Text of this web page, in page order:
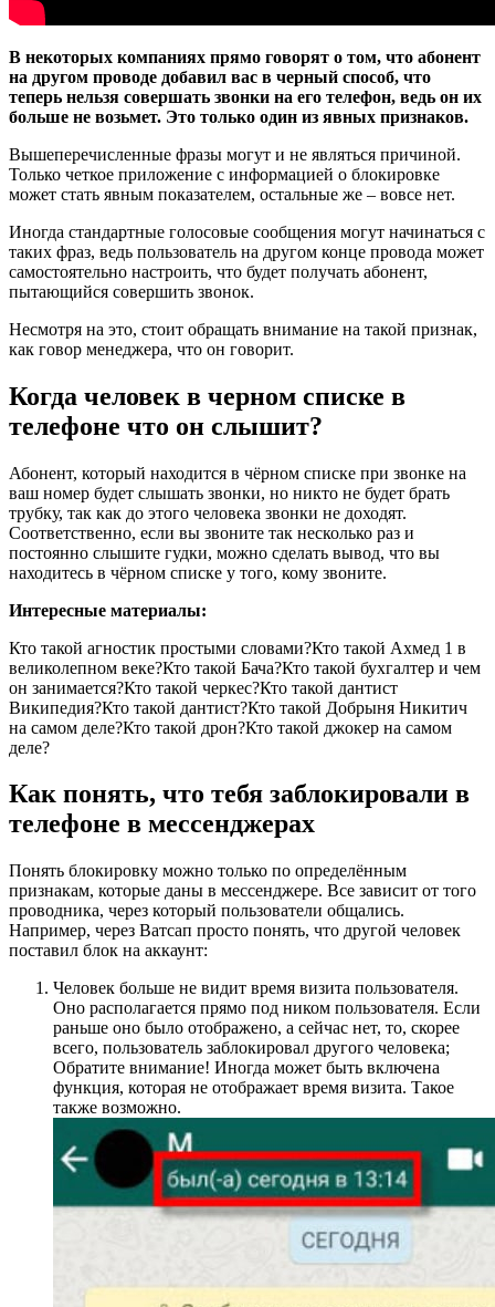
В некоторых компаниях прямо говорят о том, что абонент
на другом проводе добавил вас в черный способ, что
теперь нельзя совершать звонки на его телефон, ведь он их
больше не возьмет. Это только один из явных признаков.
Вышеперечисленные фразы могут и не являться причиной.
Только четкое приложение с информацией о блокировке
может стать явным показателем, остальные же – вовсе нет.
Иногда стандартные голосовые сообщения могут начинаться с
таких фраз, ведь пользователь на другом конце провода может
самостоятельно настроить, что будет получать абонент,
пытающийся совершить звонок.
Несмотря на это, стоит обращать внимание на такой признак,
как говор менеджера, что он говорит.
Когда человек в черном списке в
телефоне что он слышит?
Абонент, который находится в чёрном списке при звонке на
ваш номер будет слышать звонки, но никто не будет брать
трубку, так как до этого человека звонки не доходят.
Соответственно, если вы звоните так несколько раз и
постоянно слышите гудки, можно сделать вывод, что вы
находитесь в чёрном списке у того, кому звоните.
Интересные материалы:
Кто такой агностик простыми словами?Кто такой Ахмед 1 в
великолепном веке?Кто такой Бача?Кто такой бухгалтер и чем
он занимается?Кто такой черкес?Кто такой дантист
Википедия?Кто такой дантист?Кто такой Добрыня Никитич
на самом деле?Кто такой дрон?Кто такой джокер на самом
деле?
Как понять, что тебя заблокировали в
телефоне в мессенджерах
Понять блокировку можно только по определённым
признакам, которые даны в мессенджере. Все зависит от того
проводника, через который пользователи общались.
Например, через Ватсап просто понять, что другой человек
поставил блок на аккаунт:
Человек больше не видит время визита пользователя.
Оно располагается прямо под ником пользователя. Если
раньше оно было отображено, а сейчас нет, то, скорее
всего, пользователь заблокировал другого человека;
Обратите внимание! Иногда может быть включена
функция, которая не отображает время визита. Такое
также возможно.